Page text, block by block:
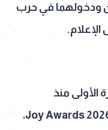
ودخولهما في حرب
الأولى منذ
انفصالهما، عقب حضورهما حفل Joy Awards 2026،